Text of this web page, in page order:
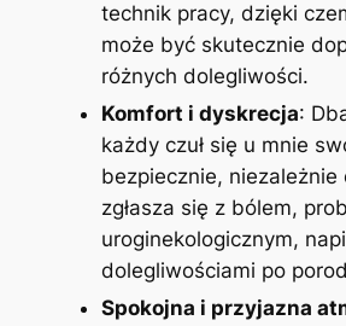
technik pracy, dzięki
może być skutecznie
różnych dolegliwości.
Komfort i dyskrecja:
każdy czuł się u mnie
bezpiecznie, niezależnie
zgłasza się z bólem,
uroginekologicznym,
dolegliwościami po
Spokojna i przyjazna